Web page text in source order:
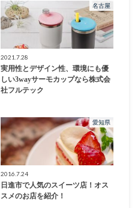
名古屋
2021.7.28
実用性とデザイン性、環境にも優
しい3wayサーモカップなら株式会
社フルテック
愛知県
2016.7.24
日進市で人気のスイーツ店！オス
スメのお店を紹介！